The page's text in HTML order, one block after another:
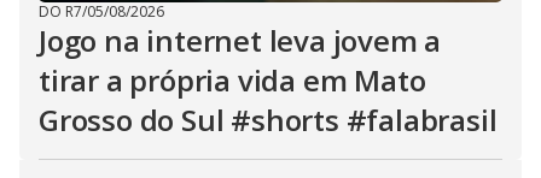
DO R7/05/08/2026
Jogo na internet leva jovem a
tirar a própria vida em Mato
Grosso do Sul #shorts #falabrasil